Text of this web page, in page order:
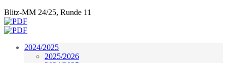
Blitz-MM 24/25, Runde 11
2024/2025
2025/2026